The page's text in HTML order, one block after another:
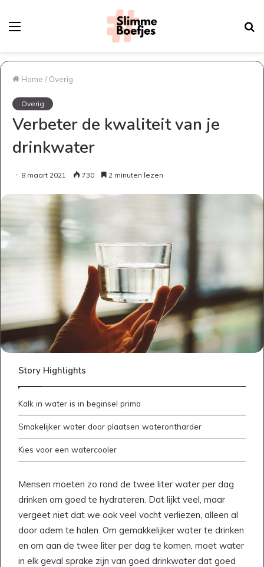
Menu
Home / Overig
Overig
Verbeter de kwaliteit van je
drinkwater
8 maart 2021 730 2 minuten lezen
Story Highlights
Kalk in water is in beginsel prima
Smakelijker water door plaatsen waterontharder
Kies voor een watercooler
Mensen moeten zo rond de twee liter water per dag
drinken om goed te hydrateren. Dat lijkt veel, maar
vergeet niet dat we ook veel vocht verliezen, alleen al
door adem te halen. Om gemakkelijker water te drinken
en om aan de twee liter per dag te komen, moet water
in elk geval sprake zijn van goed drinkwater dat goed